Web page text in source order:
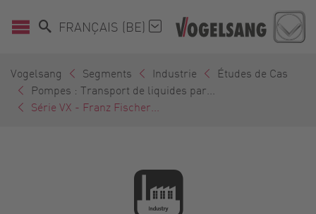
FRANÇAIS (BE)
Vogelsang Segments Industrie
Études de Cas
Pompes : Transport de liquides par...
Série VX - Franz Fischer...